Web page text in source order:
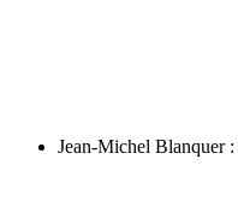
Jean-Michel Blanquer